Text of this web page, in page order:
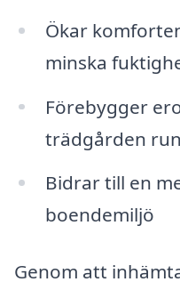
Ökar
minska
Förebygger
trädgården
Bidrar till en
boendemiljö
Genom att